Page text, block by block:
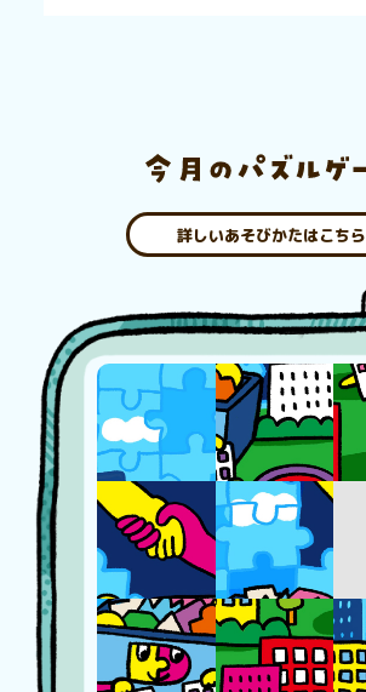
詳しいあそびかたはこちら